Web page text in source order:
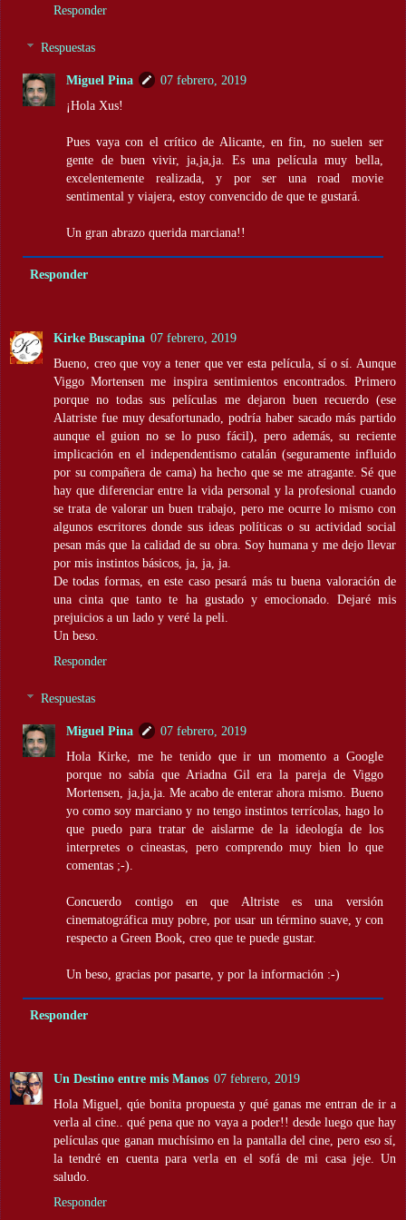
Responder
Respuestas
Miguel Pina
07 febrero, 2019
¡Hola Xus!
Pues vaya con el crítico de Alicante, en fin, no suelen ser
gente de buen vivir, ja,ja,ja. Es una película muy bella,
excelentemente realizada, y por ser una road movie
sentimental y viajera, estoy convencido de que te gustará.
Un gran abrazo querida marciana!!
Responder
Kirke Buscapina 07 febrero, 2019
Bueno, creo que voy a tener que ver esta película, sí o sí. Aunque
Viggo Mortensen me inspira sentimientos encontrados. Primero
porque no todas sus películas me dejaron buen recuerdo (ese
Alatriste fue muy desafortunado, podría haber sacado más partido
aunque el guion no se lo puso fácil), pero además, su reciente
implicación en el independentismo catalán (seguramente influido
por su compañera de cama) ha hecho que se me atragante. Sé que
hay que diferenciar entre la vida personal y la profesional cuando
se trata de valorar un buen trabajo, pero me ocurre lo mismo con
algunos escritores donde sus ideas políticas o su actividad social
pesan más que la calidad de su obra. Soy humana y me dejo llevar
por mis instintos básicos, ja, ja, ja.
De todas formas, en este caso pesará más tu buena valoración de
una cinta que tanto te ha gustado y emocionado. Dejaré mis
prejuicios a un lado y veré la peli.
Un beso.
Responder
Respuestas
Miguel Pina
07 febrero, 2019
Hola Kirke, me he tenido que ir un momento a Google
porque no sabía que Ariadna Gil era la pareja de Viggo
Mortensen, ja,ja,ja. Me acabo de enterar ahora mismo. Bueno
yo como soy marciano y no tengo instintos terrícolas, hago lo
que puedo para tratar de aislarme de la ideología de los
interpretes o cineastas, pero comprendo muy bien lo que
comentas ;-).
Concuerdo contigo en que Altriste es una versión
cinematográfica muy pobre, por usar un término suave, y con
respecto a Green Book, creo que te puede gustar.
Un beso, gracias por pasarte, y por la información :-)
Responder
Un Destino entre mis Manos 07 febrero, 2019
Hola Miguel, qúe bonita propuesta y qué ganas me entran de ir a
verla al cine.. qué pena que no vaya a poder!! desde luego que hay
películas que ganan muchísimo en la pantalla del cine, pero eso sí,
la tendré en cuenta para verla en el sofá de mi casa jeje. Un
saludo.
Responder